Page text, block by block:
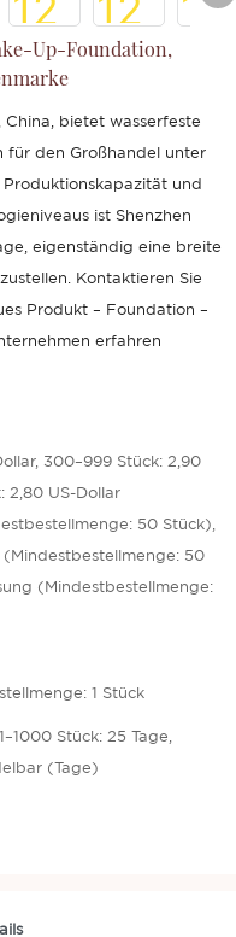
Up-Foundation,
China, bietet wasserfeste
für den Großhandel unter
Produktionskapazität und
ist Shenzhen
eigenständig eine breite
Kontaktieren Sie
Produkt – Foundation –
erfahren
300–999 Stück: 2,90
2,80 US-Dollar
50 Stück),
50
(Mindestbestellmenge:
1 Stück
Stück: 25 Tage,
(Tage)